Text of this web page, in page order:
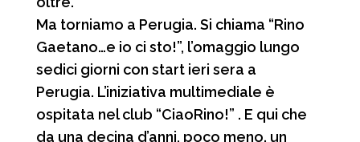
Ma torniamo a Perugia. Si chiama “Rino
Gaetano…e io ci sto!”, l’omaggio lungo
sedici giorni con start ieri sera a
Perugia. L’iniziativa multimediale è
ospitata nel club “CiaoRino!” . E qui che
da una decina d’anni, poco meno. un